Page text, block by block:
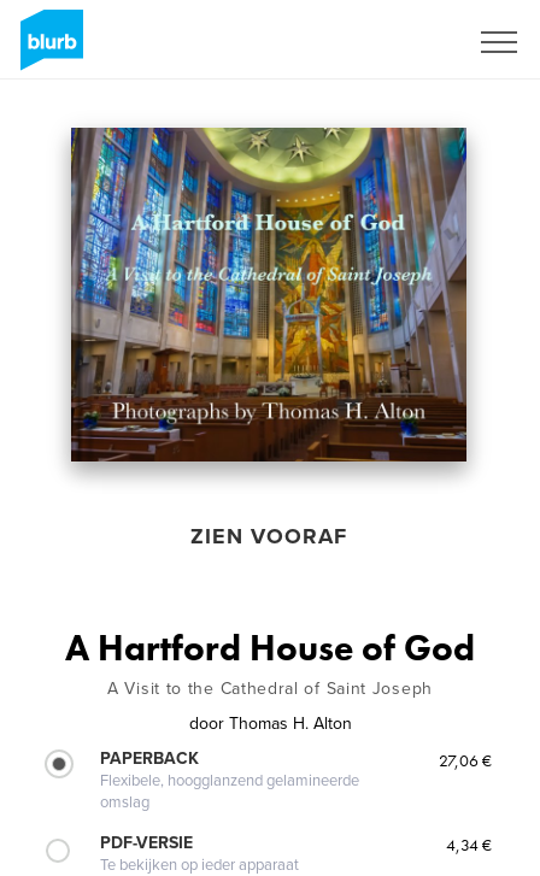
ZIEN VOORAF
A Hartford House of God
A Visit to the Cathedral of Saint Joseph
door Thomas H. Alton
PAPERBACK
Flexibele, hoogglanzend gelamineerde
omslag
27,06 €
PDF-VERSIE
Te bekijken op ieder apparaat
4,34 €